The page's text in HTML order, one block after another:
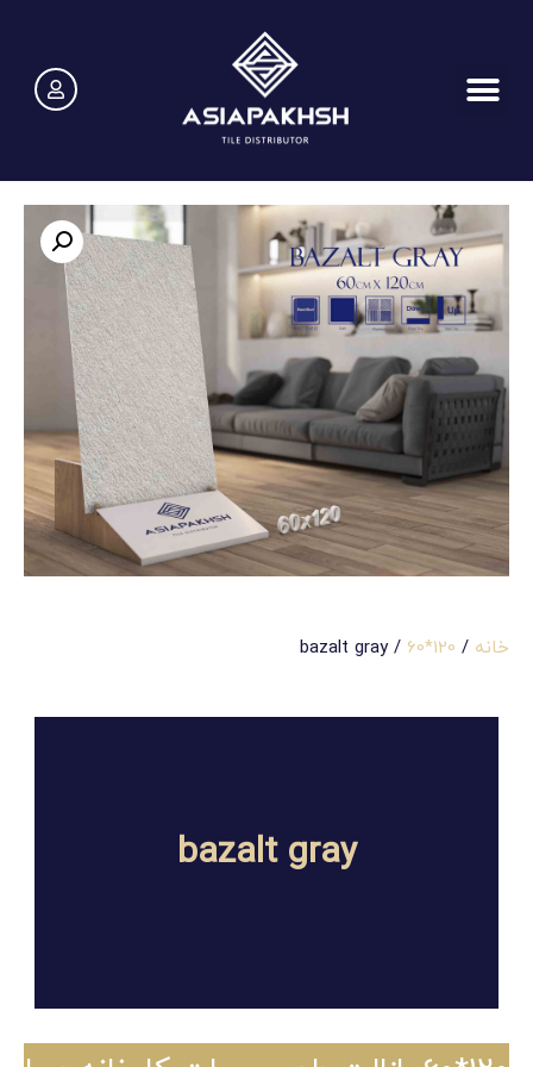
خانه /
120*60
/ bazalt gray
bazalt gray